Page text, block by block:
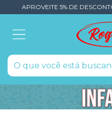
APROVEITE 5% DE